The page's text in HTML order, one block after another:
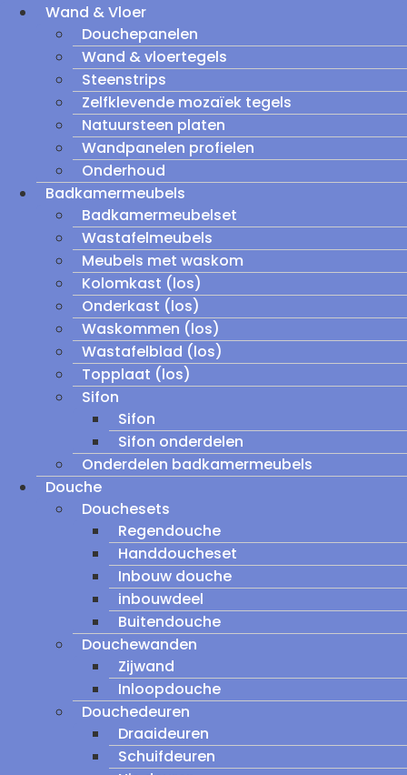
Wand & Vloer
Douchepanelen
Wand & vloertegels
Steenstrips
Zelfklevende mozaïek tegels
Natuursteen platen
Wandpanelen profielen
Onderhoud
Badkamermeubels
Badkamermeubelset
Wastafelmeubels
Meubels met waskom
Kolomkast (los)
Onderkast (los)
Waskommen (los)
Wastafelblad (los)
Topplaat (los)
Sifon
Sifon
Sifon onderdelen
Onderdelen badkamermeubels
Douche
Douchesets
Regendouche
Handdoucheset
Inbouw douche
inbouwdeel
Buitendouche
Douchewanden
Zijwand
Inloopdouche
Douchedeuren
Draaideuren
Schuifdeuren